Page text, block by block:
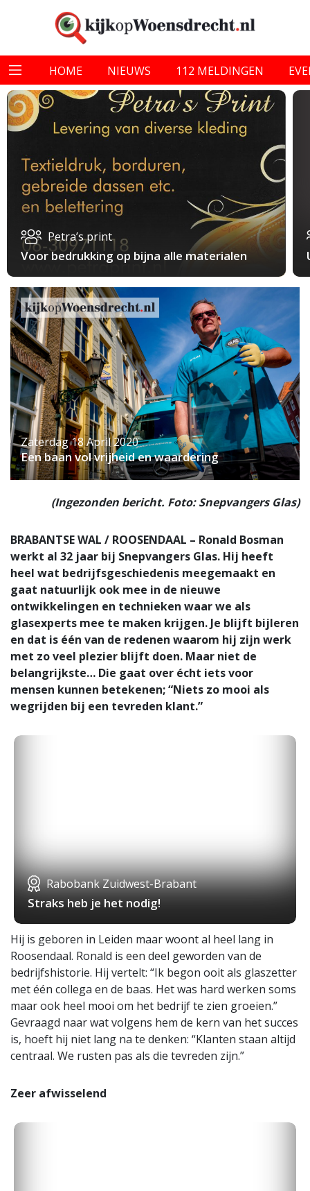
HOME NIEUWS 112 MELDINGEN
Petra’s print
Voor bedrukking op bijna alle materialen
Zaterdag 18 April 2020
Een baan vol vrijheid en waardering
(Ingezonden bericht. Foto: Snepvangers Glas)
BRABANTSE WAL / ROOSENDAAL – Ronald Bosman
werkt al 32 jaar bij Snepvangers Glas. Hij heeft
heel wat bedrijfsgeschiedenis meegemaakt en
gaat natuurlijk ook mee in de nieuwe
ontwikkelingen en technieken waar we als
glasexperts mee te maken krijgen. Je blijft bijleren
en dat is één van de redenen waarom hij zijn werk
met zo veel plezier blijft doen. Maar niet de
belangrijkste… Die gaat over écht iets voor
mensen kunnen betekenen; “Niets zo mooi als
wegrijden bij een tevreden klant.”
Rabobank Zuidwest-Brabant
Straks heb je het nodig!
Hij is geboren in Leiden maar woont al heel lang in
Roosendaal. Ronald is een deel geworden van de
bedrijfshistorie. Hij vertelt: “Ik begon ooit als glaszetter
met één collega en de baas. Het was hard werken soms
maar ook heel mooi om het bedrijf te zien groeien.”
Gevraagd naar wat volgens hem de kern van het succes
is, hoeft hij niet lang na te denken: “Klanten staan altijd
centraal. We rusten pas als die tevreden zijn.”
Zeer afwisselend